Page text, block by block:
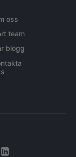
oss
team
blogg